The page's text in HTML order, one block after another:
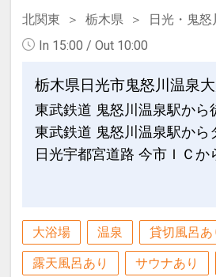
北関東 栃木県 日光・鬼怒
In 15:00 / Out 10:00
栃木県日光市鬼怒川温泉
東武鉄道 鬼怒川温泉駅から
東武鉄道 鬼怒川温泉駅から
日光宇都宮道路 今市ＩＣか
大浴場 温泉 貸切風呂あ
露天風呂あり サウナあり